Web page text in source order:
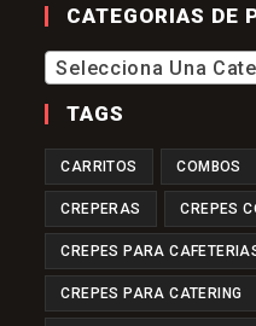
CATEGORIAS DE
Selecciona Una
TAGS
CARRITOS COMBOS
CREPERAS CREPES
CREPES PARA
CREPES PARA CATERING